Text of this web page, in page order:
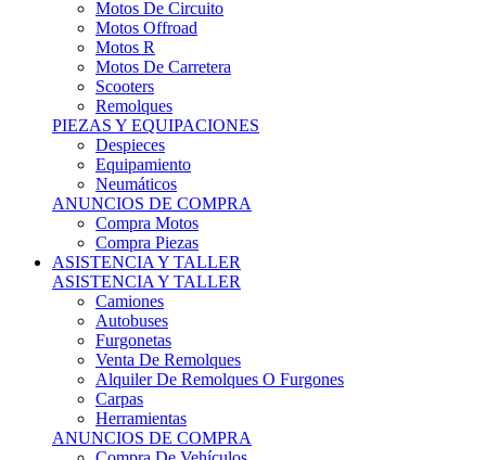
Motos R
Motos De Carretera
Scooters
Remolques
PIEZAS Y EQUIPACIONES
Despieces
Equipamiento
Neumáticos
ANUNCIOS DE COMPRA
Compra Motos
Compra Piezas
ASISTENCIA Y TALLER
ASISTENCIA Y TALLER
Camiones
Autobuses
Furgonetas
Venta De Remolques
Alquiler De Remolques O Furgones
Carpas
Herramientas
ANUNCIOS DE COMPRA
Compra De Vehículos
Compra De Herramientas